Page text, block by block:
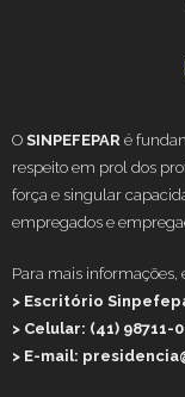
O SINPEFEPAR é
respeito em prol dos
força e singular
empregados e
Para mais informações,
> Escritório
> Celular: (41) 98711-
> E-mail: